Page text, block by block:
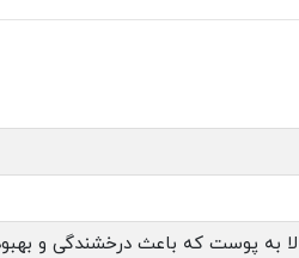
به پوست که باعث درخشندگی و